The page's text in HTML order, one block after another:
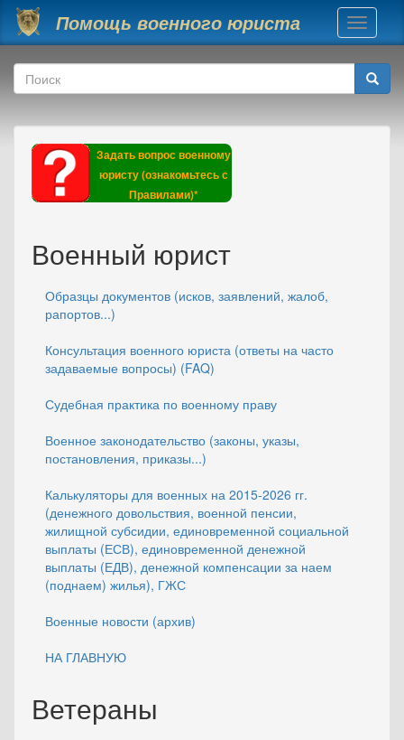
Перейти к основному содержанию
Помощь военного юриста
Toggle
Форма поиска
Поиск
Задать вопрос военному
юристу (ознакомьтесь с
Правилами)*
Военный юрист
Образцы документов (исков, заявлений, жалоб,
рапортов...)
Консультация военного юриста (ответы на часто
задаваемые вопросы) (FAQ)
Судебная практика по военному праву
Военное законодательство (законы, указы,
постановления, приказы...)
Калькуляторы для военных на 2015-2026 гг.
(денежного довольствия, военной пенсии,
жилищной субсидии, единовременной социальной
выплаты (ЕСВ), единовременной денежной
выплаты (ЕДВ), денежной компенсации за наем
(поднаем) жилья), ГЖС
Военные новости (архив)
НА ГЛАВНУЮ
Ветераны